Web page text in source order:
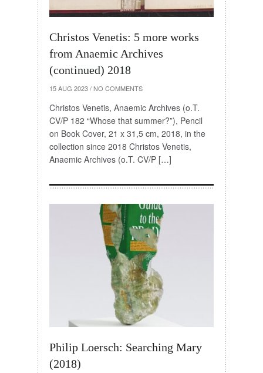
Christos Venetis: 5 more works
from Anaemic Archives
(continued) 2018
15 AUG 2023 / NO COMMENTS
Christos Venetis, Anaemic Archives (o.T.
CV/P 182 “Whose that summer?”), Pencil
on Book Cover, 21 x 31,5 cm, 2018, in the
collection since 2018 Christos Venetis,
Anaemic Archives (o.T. CV/P […]
Philip Loersch: Searching Mary
(2018)